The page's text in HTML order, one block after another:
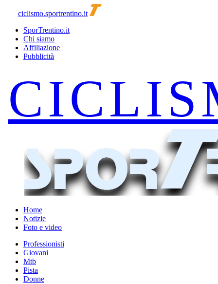
ciclismo.sportrentino.it
SporTrentino.it
Chi siamo
Affiliazione
Pubblicità
Home
Notizie
Foto e video
Professionisti
Giovani
Mtb
Pista
Donne